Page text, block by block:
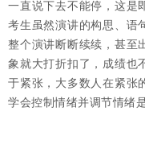
一直说下去不能停，这是
考生虽然演讲的构思、语
整个演讲断断续续，甚至
象就大打折扣了，成绩也
于紧张，大多数人在紧张
学会控制情绪并调节情绪